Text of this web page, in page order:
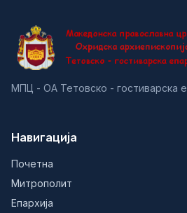
МПЦ - ОА Тетовско - гостиварска
Навигација
Почетна
Митрополит
Епархија